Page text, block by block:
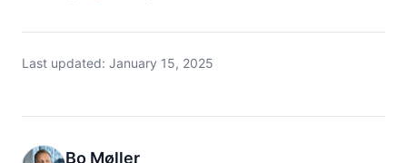
Last updated: January 15, 2025
Bo Møller